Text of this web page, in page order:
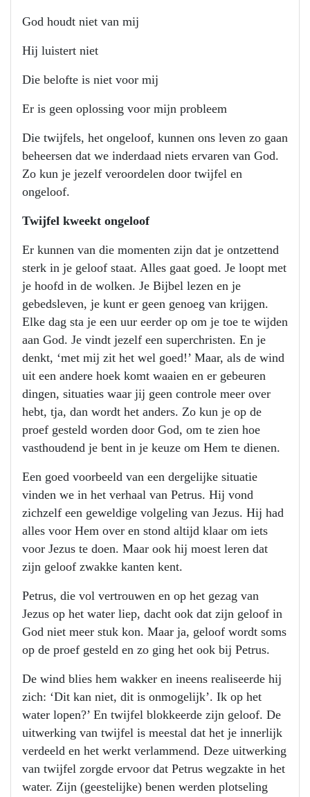
God houdt niet van mij
Hij luistert niet
Die belofte is niet voor mij
Er is geen oplossing voor mijn probleem
Die twijfels, het ongeloof, kunnen ons leven zo gaan
beheersen dat we inderdaad niets ervaren van God.
Zo kun je jezelf veroordelen door twijfel en
ongeloof.
Twijfel kweekt ongeloof
Er kunnen van die momenten zijn dat je ontzettend
sterk in je geloof staat. Alles gaat goed. Je loopt met
je hoofd in de wolken. Je Bijbel lezen en je
gebedsleven, je kunt er geen genoeg van krijgen.
Elke dag sta je een uur eerder op om je toe te wijden
aan God. Je vindt jezelf een superchristen. En je
denkt, ‘met mij zit het wel goed!’ Maar, als de wind
uit een andere hoek komt waaien en er gebeuren
dingen, situaties waar jij geen controle meer over
hebt, tja, dan wordt het anders. Zo kun je op de
proef gesteld worden door God, om te zien hoe
vasthoudend je bent in je keuze om Hem te dienen.
Een goed voorbeeld van een dergelijke situatie
vinden we in het verhaal van Petrus. Hij vond
zichzelf een geweldige volgeling van Jezus. Hij had
alles voor Hem over en stond altijd klaar om iets
voor Jezus te doen. Maar ook hij moest leren dat
zijn geloof zwakke kanten kent.
Petrus, die vol vertrouwen en op het gezag van
Jezus op het water liep, dacht ook dat zijn geloof in
God niet meer stuk kon. Maar ja, geloof wordt soms
op de proef gesteld en zo ging het ook bij Petrus.
De wind blies hem wakker en ineens realiseerde hij
zich: ‘Dit kan niet, dit is onmogelijk’. Ik op het
water lopen?’ En twijfel blokkeerde zijn geloof. De
uitwerking van twijfel is meestal dat het je innerlijk
verdeeld en het werkt verlammend. Deze uitwerking
van twijfel zorgde ervoor dat Petrus wegzakte in het
water. Zijn (geestelijke) benen werden plotseling